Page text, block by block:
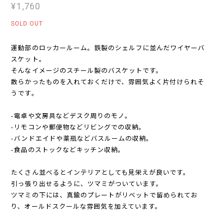
¥1,760
SOLD OUT
運動部のロッカールーム。鉄製のシェルフに並んだワイヤーバ
スケット。
そんなイメージのスチール製のバスケットです。
散らかったものを入れておくだけで、雰囲気よく片付けられそ
うです。
-電卓や文房具などデスク周りのモノ。
-リモコンや郵便物などリビングでの収納。
-バンドエイドや薬瓶などバスルームの収納。
-食品のストックなどキッチン収納。
たくさん並べるとインテリアとしても見栄えが良いです。
引っ張り出せるように、ツマミがついています。
ツマミの下には、真鍮のプレートがリベットで留められてお
り、オールドスクールな雰囲気を加えています。